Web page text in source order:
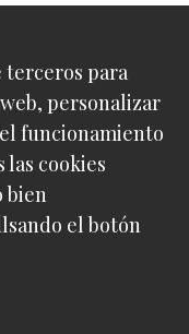
terceros para
personalizar
funcionamiento
las cookies
bien
el botón